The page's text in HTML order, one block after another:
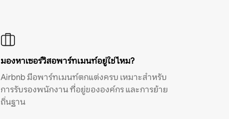
มองหาเซอร์วิสอพาร์ทเมนท์อยู่ใช่ไหม?
Airbnb มีอพาร์ทเมนท์ตกแต่งครบ เหมาะสำหรับ
การรับรองพนักงาน ที่อยู่ขององค์กร และการย้าย
ถิ่นฐาน